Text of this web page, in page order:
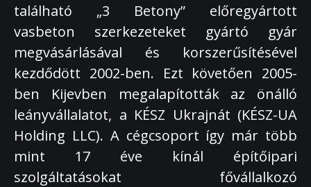
található „3 Betony” előregyártott
vasbeton szerkezeteket gyártó gyár
megvásárlásával és korszerűsítésével
kezdődött 2002-ben. Ezt követően 2005-
ben Kijevben megalapították az önálló
leányvállalatot, a KÉSZ Ukrajnát (KÉSZ-UA
Holding LLC). A cégcsoport így már több
mint 17 éve kínál építőipari
szolgáltatásokat fővállalkozó